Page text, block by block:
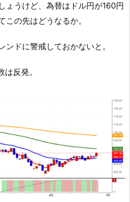
ょうけど、為替はドル円が160円
の先はどうなるか。
ンドに警戒しておかないと。
反発。